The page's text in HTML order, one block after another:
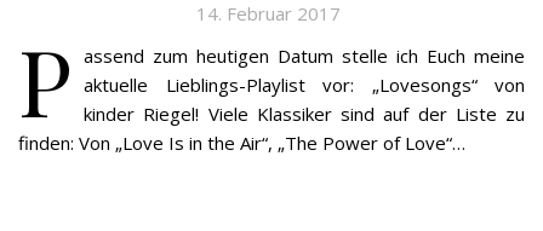
14. Februar 2017
P assend zum heutigen Datum stelle ich Euch meine
aktuelle Lieblings-Playlist vor: „Lovesongs“ von
kinder Riegel! Viele Klassiker sind auf der Liste zu
finden: Von „Love Is in the Air“, „The Power of Love“…